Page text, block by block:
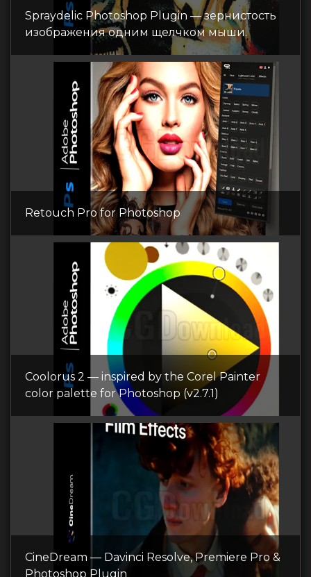
Spraydelic Photoshop Plugin — зернистость
изображения одним щелчком мыши.
Retouch Pro for Photoshop
Coolorus 2 — inspired by the Corel Painter
color palette for Photoshop (v2.7.1)
CineDream — Davinci Resolve, Premiere Pro &
Photoshop Plugin